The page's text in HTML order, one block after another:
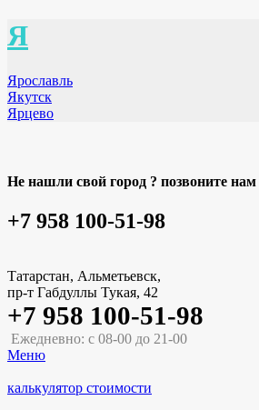
Я
Ярославль
Якутск
Ярцево
Не нашли свой город ? позвоните нам
+7 958 100-51-98
Татарстан, Альметьевск,
пр-т Габдуллы Тукая, 42
+7 958 100-51-98
Ежедневно: с 08-00 до 21-00
Меню
калькулятор стоимости